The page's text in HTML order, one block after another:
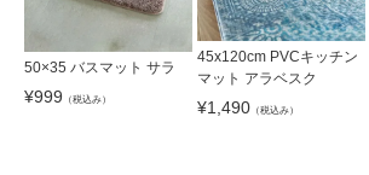
50×35 バスマット サラ
¥999 （税込み）
45x120cm PVCキッチン
マット アラベスク
¥1,490 （税込み）